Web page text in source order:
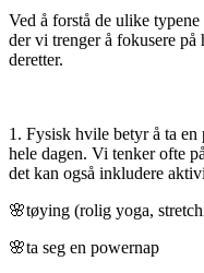
Ved å forstå de ulike
der vi trenger å fokusere
deretter.
1. Fysisk hvile betyr å ta
hele dagen. Vi tenker ofte
det kan også inkludere
🌸tøying (rolig yoga,
🌸ta seg en powernap